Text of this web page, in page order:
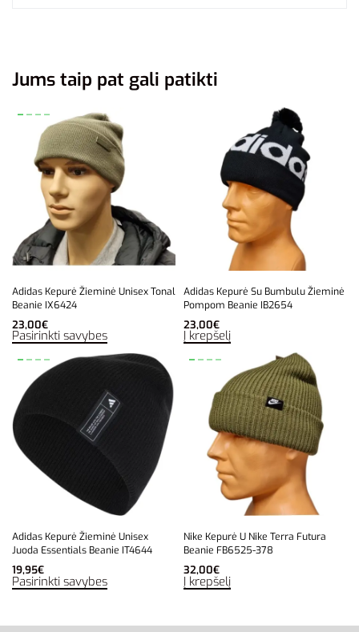
Jums taip pat gali patikti
Adidas Kepurė Žieminė Unisex Tonal
Beanie IX6424
23,00€
Pasirinkti savybes
Adidas Kepurė Su Bumbulu Žieminė
Pompom Beanie IB2654
23,00€
Į krepšelį
Adidas Kepurė Žieminė Unisex
Juoda Essentials Beanie IT4644
19,95€
Pasirinkti savybes
Nike Kepurė U Nike Terra Futura
Beanie FB6525-378
32,00€
Į krepšelį